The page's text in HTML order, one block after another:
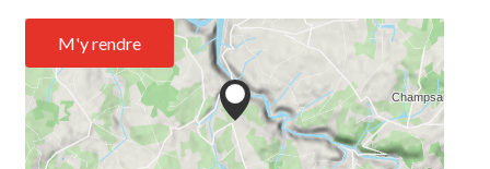
M'y rendre